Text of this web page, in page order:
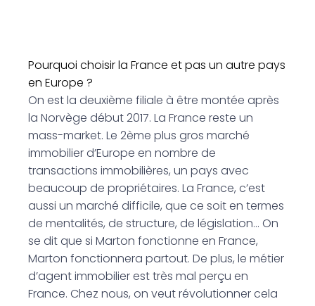
Pourquoi choisir la France et pas un autre pays
en Europe ?
On est la deuxième filiale à être montée après
la Norvège début 2017. La France reste un
mass-market. Le 2ème plus gros marché
immobilier d’Europe en nombre de
transactions immobilières, un pays avec
beaucoup de propriétaires. La France, c’est
aussi un marché difficile, que ce soit en termes
de mentalités, de structure, de législation… On
se dit que si Marton fonctionne en France,
Marton fonctionnera partout. De plus, le métier
d’agent immobilier est très mal perçu en
France. Chez nous, on veut révolutionner cela